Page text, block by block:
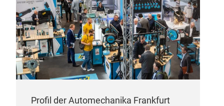
Profil der Automechanika Frankfurt